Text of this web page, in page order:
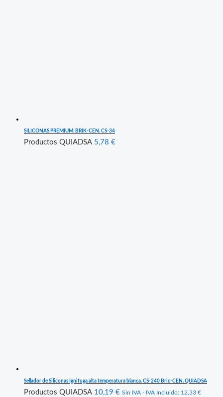
SILICONAS PREMIUM. BRIK-CEN. CS-34
Productos QUIADSA 5,78 €
Sellador de Siliconas Ignifuga alta temperatura blanca. CS-240 Bric-CEN. QUIADSA
Productos QUIADSA 10,19 € Sin IVA - IVA Incluido: 12,33 €